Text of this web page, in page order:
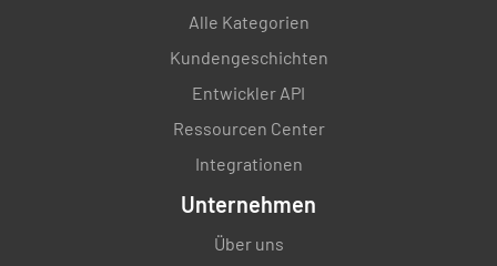
Alle Kategorien
Kundengeschichten
Entwickler API
Ressourcen Center
Integrationen
Unternehmen
Über uns